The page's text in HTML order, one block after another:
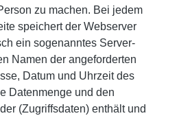
zu machen. Bei jedem
speichert der Webserver
ein sogenanntes Server-
Namen der angeforderten
Datum und Uhrzeit des
Datenmenge und den
(Zugriffsdaten) enthält und